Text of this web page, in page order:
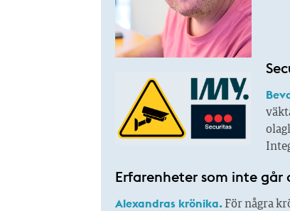
Erfarenheter som inte går
Alexandras krönika. För några